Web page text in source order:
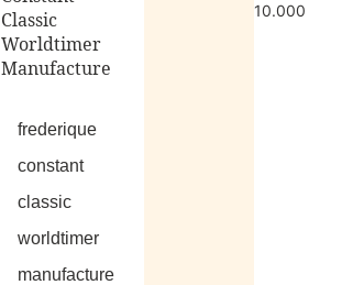
frederique
constant
classic
worldtimer
manufacture
10.000